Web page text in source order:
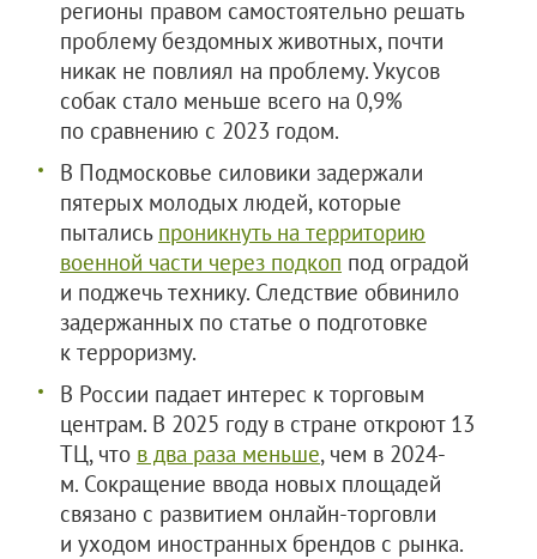
регионы правом самостоятельно решать
проблему бездомных животных, почти
никак не повлиял на проблему. Укусов
собак стало меньше всего на 0,9%
по сравнению с 2023 годом.
В Подмосковье силовики задержали
пятерых молодых людей, которые
пытались проникнуть на территорию
военной части через подкоп под оградой
и поджечь технику. Следствие обвинило
задержанных по статье о подготовке
к терроризму.
В России падает интерес к торговым
центрам. В 2025 году в стране откроют 13
ТЦ, что в два раза меньше, чем в 2024-
м. Сокращение ввода новых площадей
связано с развитием онлайн-торговли
и уходом иностранных брендов с рынка.